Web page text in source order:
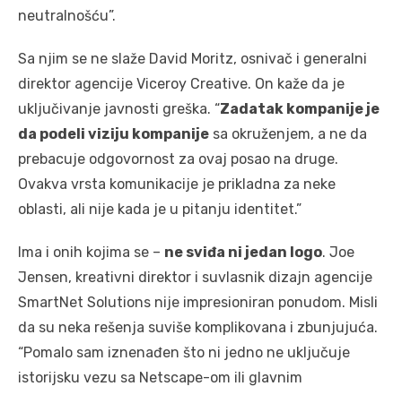
neutralnošću”.
Sa njim se ne slaže David Moritz, osnivač i generalni
direktor agencije Viceroy Creative. On kaže da je
uključivanje javnosti greška. “Zadatak kompanije je
da podeli viziju kompanije sa okruženjem, a ne da
prebacuje odgovornost za ovaj posao na druge.
Ovakva vrsta komunikacije je prikladna za neke
oblasti, ali nije kada je u pitanju identitet.”
Ima i onih kojima se – ne sviđa ni jedan logo. Joe
Jensen, kreativni direktor i suvlasnik dizajn agencije
SmartNet Solutions nije impresioniran ponudom. Misli
da su neka rešenja suviše komplikovana i zbunjujuća.
“Pomalo sam iznenađen što ni jedno ne uključuje
istorijsku vezu sa Netscape-om ili glavnim